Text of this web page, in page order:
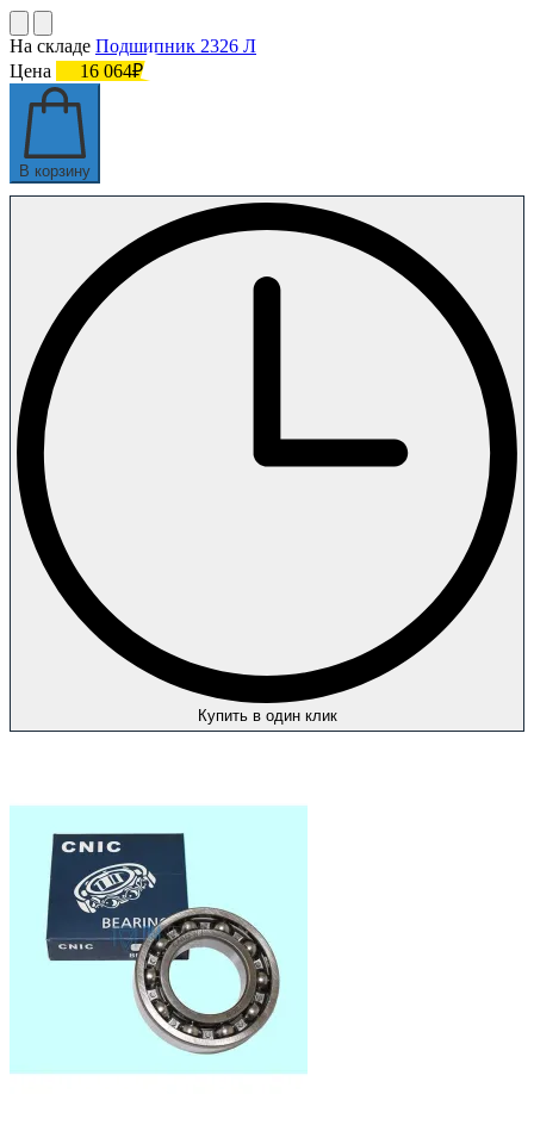
На складе Подшипник 2326 Л
Цена
16 064₽
В корзину
Купить в один клик